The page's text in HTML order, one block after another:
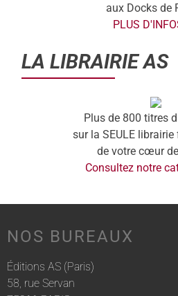
aux Docks de
PLUS
LA LIBRAIRIE AS
Plus de 800 titres
sur la SEULE
de votre cœur
Consultez notre
NOS BUREAUX
Éditions AS (Paris)
58, rue Servan